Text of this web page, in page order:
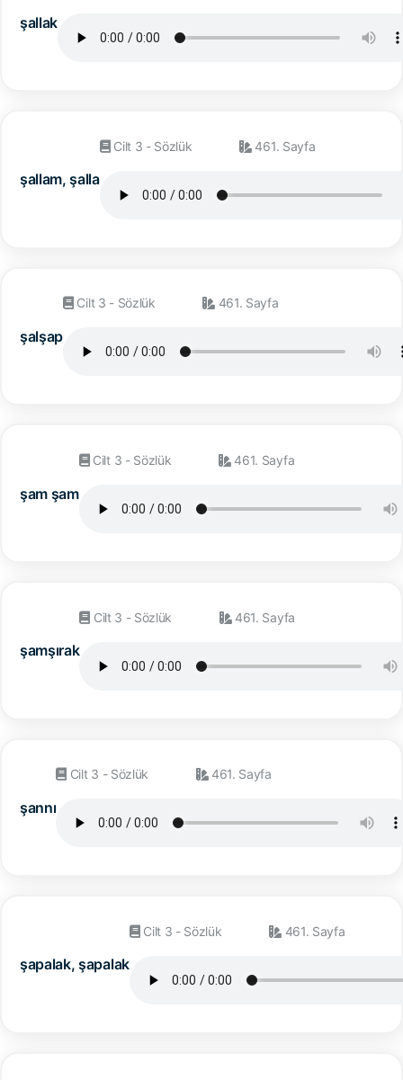
şallak
şallam, şalla
Cilt 3 - Sözlük 461. Sayfa
şalşap
Cilt 3 - Sözlük 461. Sayfa
şam şam
Cilt 3 - Sözlük 461. Sayfa
şamşırak
Cilt 3 - Sözlük 461. Sayfa
şannı
Cilt 3 - Sözlük 461. Sayfa
şapalak, şapalak
Cilt 3 - Sözlük 461. Sayfa